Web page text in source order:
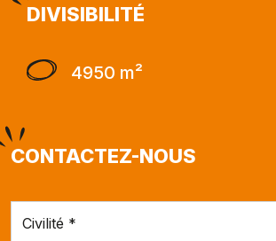
DIVISIBILITÉ
4950 m²
CONTACTEZ-NOUS